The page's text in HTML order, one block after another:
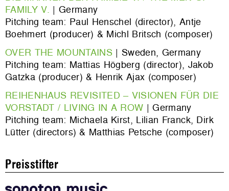
FAMILY V. | Germany
Pitching team: Paul Henschel (director), Antje
Boehmert (producer) & Michl Britsch (composer)
OVER THE MOUNTAINS | Sweden, Germany
Pitching team: Mattias Högberg (director), Jakob
Gatzka (producer) & Henrik Ajax (composer)
REIHENHAUS REVISITED – VISIONEN FÜR DIE
VORSTADT / LIVING IN A ROW | Germany
Pitching team: Michaela Kirst, Lilian Franck, Dirk
Lütter (directors) & Matthias Petsche (composer)
Preisstifter